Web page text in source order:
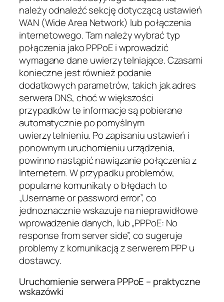
należy odnaleźć sekcję dotyczącą ustawień
WAN (Wide Area Network) lub połączenia
internetowego. Tam należy wybrać typ
połączenia jako PPPoE i wprowadzić
wymagane dane uwierzytelniające. Czasami
konieczne jest również podanie
dodatkowych parametrów, takich jak adres
serwera DNS, choć w większości
przypadków te informacje są pobierane
automatycznie po pomyślnym
uwierzytelnieniu. Po zapisaniu ustawień i
ponownym uruchomieniu urządzenia,
powinno nastąpić nawiązanie połączenia z
Internetem. W przypadku problemów,
popularne komunikaty o błędach to
„Username or password error”, co
jednoznacznie wskazuje na nieprawidłowe
wprowadzenie danych, lub „PPPoE: No
response from server side”, co sugeruje
problemy z komunikacją z serwerem PPP u
dostawcy.
Uruchomienie serwera PPPoE – praktyczne
wskazówki